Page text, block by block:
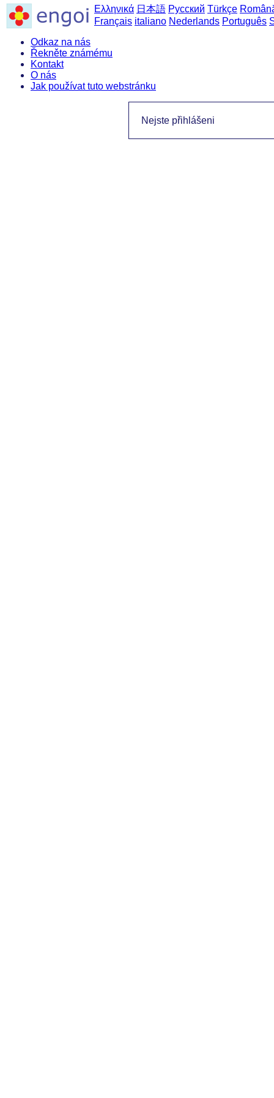
Ελληνικά 日本語 Русский Türkçe
Français italiano Nederlands Português
Odkaz na nás
Řekněte známému
Kontakt
O nás
Jak používat tuto webstránku
Nejste přihlášeni